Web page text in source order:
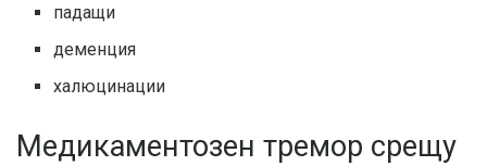
падащи
деменция
халюцинации
Медикаментозен тремор срещу